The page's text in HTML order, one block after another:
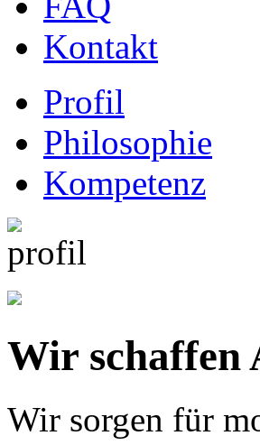
Kontakt
Profil
Philosophie
Kompetenz
Wir schaffen
Wir sorgen für